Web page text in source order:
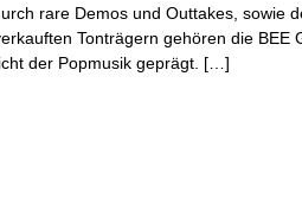
rare Demos und Outtakes, sowie
Tonträgern gehören die
der Popmusik geprägt. […]